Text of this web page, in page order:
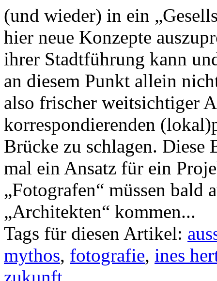
(und wieder) in ein
hier neue Konzepte
ihrer Stadtführung kann
an diesem Punkt allein
also frischer weitsichtiger
korrespondierenden
Brücke zu schlagen. Diese
mal ein Ansatz für ein
„Fotografen“ müssen bald
„Architekten“ kommen...
Tags für diesen Artikel:
mythos, fotografie, ines